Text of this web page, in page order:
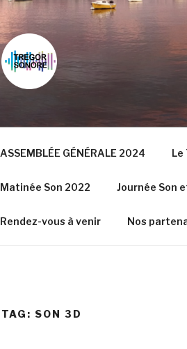
ASSEMBLÉE GÉNÉRALE 2024 Le
Matinée Son 2022 Journée Son
Rendez-vous à venir Nos
TAG: SON 3D